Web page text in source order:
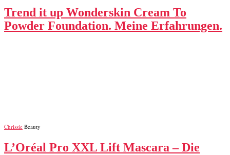
Trend it up Wonderskin Cream To
Powder Foundation. Meine Erfahrungen.
Chrissie Beauty
L’Oréal Pro XXL Lift Mascara – Die